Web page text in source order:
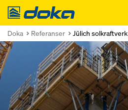
Doka
Doka Referanser Jülich solkraftverk